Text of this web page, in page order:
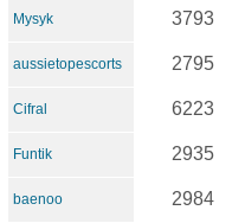
Mysyk 3793
aussietopescorts 2795
Cifral 6223
Funtik 2935
baenoo 2984